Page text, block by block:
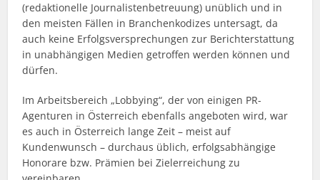
(redaktionelle Journalistenbetreuung) unüblich und in
den meisten Fällen in Branchenkodizes untersagt, da
auch keine Erfolgsversprechungen zur Berichterstattung
in unabhängigen Medien getroffen werden können und
dürfen.
Im Arbeitsbereich „Lobbying“, der von einigen PR-
Agenturen in Österreich ebenfalls angeboten wird, war
es auch in Österreich lange Zeit – meist auf
Kundenwunsch – durchaus üblich, erfolgsabhängige
Honorare bzw. Prämien bei Zielerreichung zu